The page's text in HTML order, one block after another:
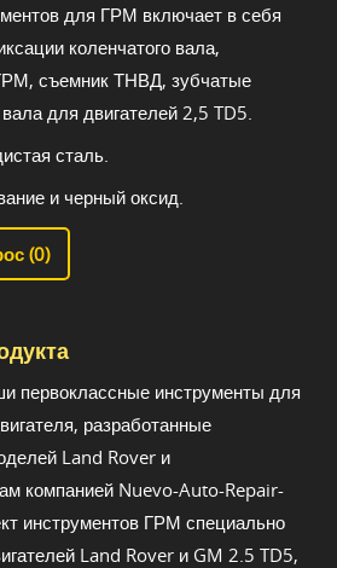
для ГРМ включает в себя
коленчатого вала,
съемник ТНВД, зубчатые
для двигателей 2,5 TD5.
сталь.
и черный оксид.
(0)
первоклассные инструменты для
разработанные
Land Rover и
компанией Nuevo-Auto-Repair-
инструментов ГРМ специально
Land Rover и GM 2.5 TD5,